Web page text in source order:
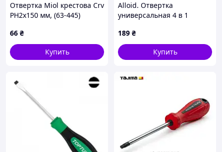
Отвертка Miol крестова Crv
PH2x150 мм, (63-445)
66 ₴
Купить
Alloid. Отвертка
универсальная 4 в 1
189 ₴
Купить